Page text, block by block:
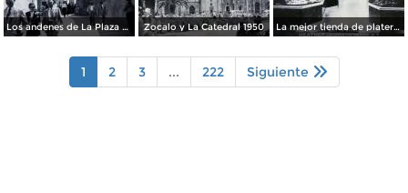
Los andenes de La Plaza de toros Ciudad de México 1950 Zocalo y La Catedral 1950 La mejor tienda de plateria.
1 2 3 ... 222 Siguiente